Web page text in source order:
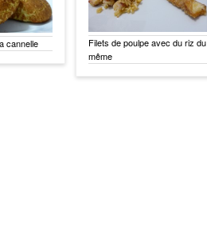
cannelle
Filets de poulpe avec du riz du
même